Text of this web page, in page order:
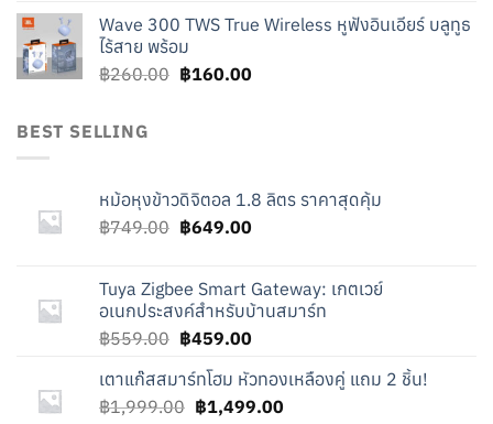
฿276.00.฿176.00.
Wave 300 TWS True Wireless หูฟังอินเอียร์ บลูทูธ
ไร้สาย พร้อม
฿260.00 Original
฿160.00Current
BEST SELLING
หม้อหุงข้าวดิจิตอล 1.8 ลิตร ราคาสุดคุ้ม
฿749.00 Original
฿749.00.
฿649.00Current
฿649.00.
Tuya Zigbee Smart Gateway: เกตเวย์
อเนกประสงค์สำหรับบ้านสมาร์ท
฿559.00 Original
was:
฿559.00.
฿459.00Current
is:
฿459.00.
เตาแก๊สสมาร์ทโฮม หัวทองเหลืองคู่ แถม 2 ชิ้น!
฿1,999.00 Original
฿1,499.00Current